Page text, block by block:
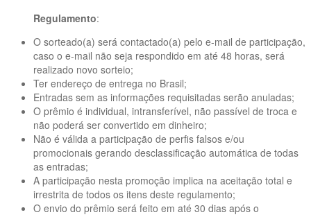
Regulamento:
O sorteado(a) será contactado(a) pelo e-mail de participação,
caso o e-mail não seja respondido em até 48 horas, será
realizado novo sorteio;
Ter endereço de entrega no Brasil;
Entradas sem as informações requisitadas serão anuladas;
O prêmio é individual, intransferível, não passível de troca e
não poderá ser convertido em dinheiro;
Não é válida a participação de perfis falsos e/ou
promocionais gerando desclassificação automática de todas
as entradas;
A participação nesta promoção implica na aceitação total e
irrestrita de todos os itens deste regulamento;
O envio do prêmio será feito em até 30 dias após o